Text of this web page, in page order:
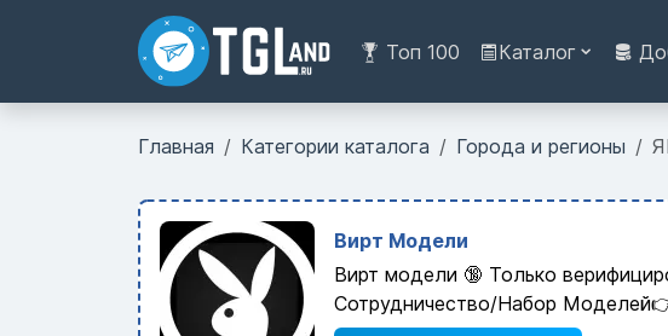
Топ 100 Каталог
Главная Категории каталога Города и регионы
Вирт Модели
Вирт модели 🔞 Только
Сотрудничество/Набор